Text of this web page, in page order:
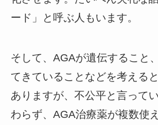
ード」と呼ぶ人もいます。
そして、AGAが遺伝すること
てきていることなどを考える
ありますが、不公平と言って
わらず、AGA治療薬が複数使